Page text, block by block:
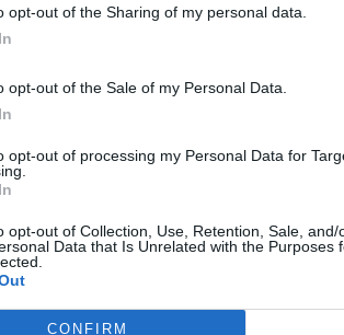
opt-out of the Sharing of my personal data.
opt-out of the Sale of my Personal Data.
opt-out of processing my Personal Data for
opt-out of Collection, Use, Retention, Sale, and/
Data that Is Unrelated with the Purposes
CONFIRM
portfolio.hu hírarchívumához tartozik,
tartalmazza:
cikkarchívum
elmúlt 2 év napon belüli
Előfizetés